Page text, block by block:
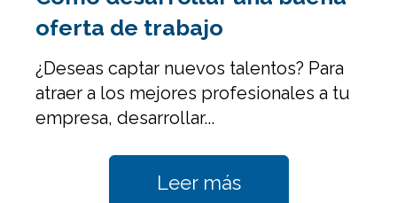
oferta de trabajo
¿Deseas captar nuevos talentos? Para
atraer a los mejores profesionales a tu
empresa, desarrollar...
Leer más